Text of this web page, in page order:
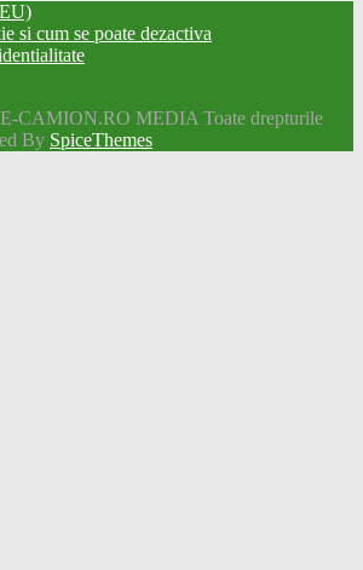
si cum se poate dezactiva
CAMION.RO MEDIA Toate drepturile
By SpiceThemes